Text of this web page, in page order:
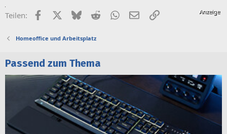
Teilen: FacebookX (Twitter)
BlueskyRedditWhatsApp
E-MailLink
Homeoffice und Arbeitsplatz
Passend zum Thema